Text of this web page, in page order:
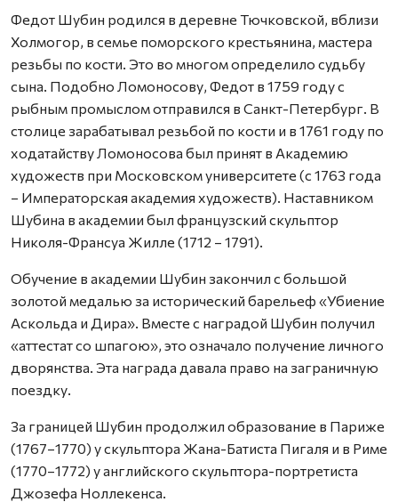
Федот Шубин родился в деревне Тючковской, вблизи
Холмогор, в семье поморского крестьянина, мастера
резьбы по кости. Это во многом определило судьбу
сына. Подобно Ломоносову, Федот в 1759 году с
рыбным промыслом отправился в Санкт-Петербург. В
столице зарабатывал резьбой по кости и в 1761 году по
ходатайству Ломоносова был принят в Академию
художеств при Московском университете (с 1763 года
– Императорская академия художеств). Наставником
Шубина в академии был французский скульптор
Николя-Франсуа Жилле (1712 – 1791).
Обучение в академии Шубин закончил с большой
золотой медалью за исторический барельеф «Убиение
Аскольда и Дира». Вместе с наградой Шубин получил
«аттестат со шпагою», это означало получение личного
дворянства. Эта награда давала право на заграничную
поездку.
За границей Шубин продолжил образование в Париже
(1767–1770) у скульптора Жана-Батиста Пигаля и в Риме
(1770–1772) у английского скульптора-портретиста
Джозефа Ноллекенса.